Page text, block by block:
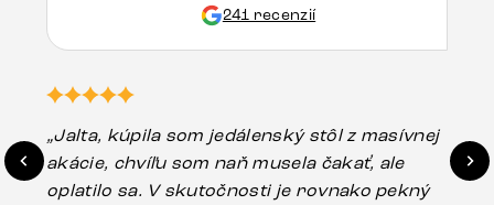
241 recenzií
„Jalta, kúpila som jedálenský stôl z masívnej
akácie, chvíľu som naň musela čakať, ale
oplatilo sa. V skutočnosti je rovnako pekný